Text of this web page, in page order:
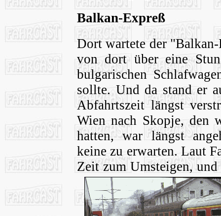
Balkan-Expreß
Dort wartete der
von dort über eine
bulgarischen
sollte. Und da stand er
Abfahrtszeit längst
Wien nach Skopje, den
hatten, war längst
keine zu erwarten. Laut
Zeit zum Umsteigen,